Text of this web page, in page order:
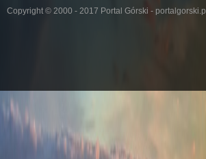
Copyright © 2000 - 2017 Portal Górski - portalgorski.pl